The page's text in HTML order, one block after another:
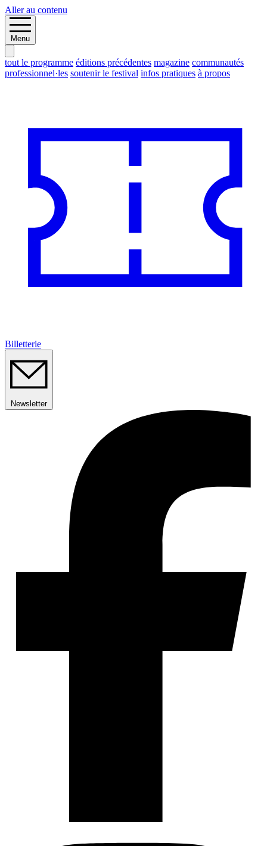
Aller au contenu
Menu
tout le programme éditions précédentes magazine communautés
professionnel·les soutenir le festival infos pratiques à propos
Billetterie
Newsletter